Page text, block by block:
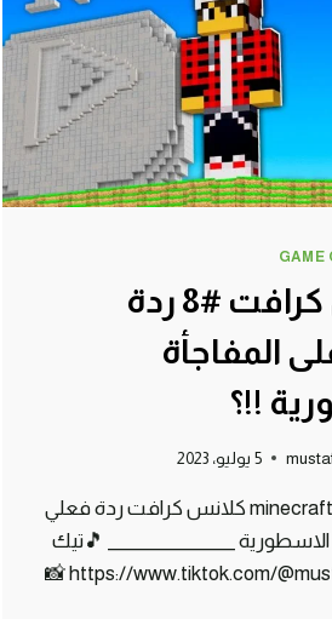
كلانس كرافت #8 ردة
المفاجأة
!!؟
5 يوليو، 2023
ماين كرافت minecraft كلانس كرافت ردة فعلي
الاسطورية _______________ 🎵تيك
توك https://www.tiktok.com/@mustafa1go 📸